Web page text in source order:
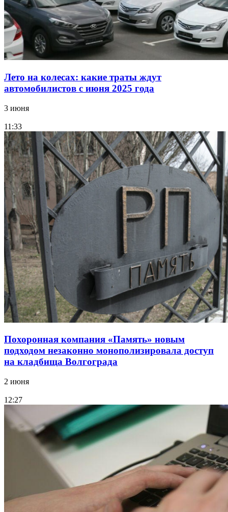
Лето на колесах: какие траты ждут
автомобилистов с июня 2025 года
3 июня
11:33
Похоронная компания «Память» новым
подходом незаконно монополизировала доступ
на кладбища Волгограда
2 июня
12:27